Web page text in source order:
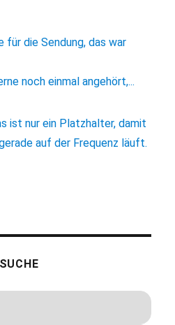
für die Sendung, das war
noch einmal angehört,...
ist nur ein Platzhalter, damit
auf der Frequenz läuft.
SUCHE